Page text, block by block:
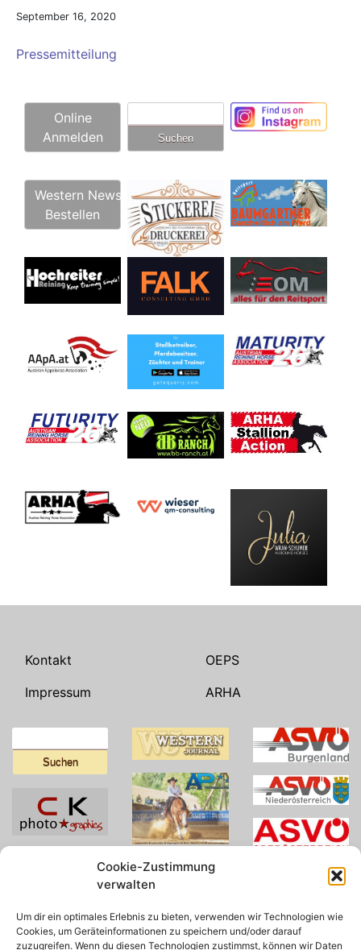
Cookie-Zustimmung
verwalten
Um dir ein optimales Erlebnis zu bieten, verwenden wir Technologien wie
Cookies, um Geräteinformationen zu speichern und/oder darauf
zuzugreifen. Wenn du diesen Technologien zustimmst, können wir Daten
September 16, 2020
Pressemitteilung
Online
Anmelden
nach:
Western News
Bestellen
Kontakt
Impressum
OEPS
ARHA
nach: